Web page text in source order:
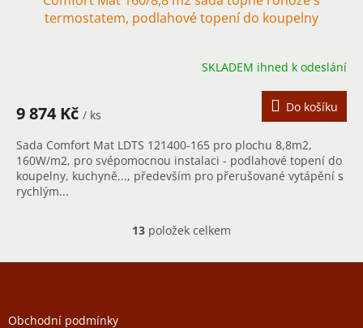
M
A
termostatem, podlahové topení do koupelny
SKLADEM ihned k odeslání
9 874 Kč / ks
Do košíku
Sada Comfort Mat LDTS 121400-165 pro plochu 8,8m2,
160W/m2, pro svépomocnou instalaci - podlahové topení do
koupelny, kuchyně..., především pro přerušované vytápění s
rychlým...
O
l
13 položek celkem
Z
aObchodní podmínky